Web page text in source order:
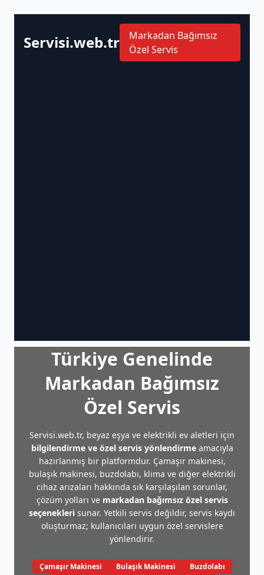
Servisi.web.tr
Markadan Bağımsız
Özel Servis
Türkiye Genelinde
Markadan Bağımsız
Özel Servis
Servisi.web.tr, beyaz eşya ve elektrikli ev aletleri için
bilgilendirme ve özel servis yönlendirmeamacıyla
hazırlanmış bir platformdur. Çamaşır makinesi,
bulaşık makinesi, buzdolabı, klima ve diğer elektrikli
cihaz arızaları hakkında sık karşılaşılan sorunlar,
çözüm yolları ve markadan bağımsız özel servis
seçenekleri sunar. Yetkili servis değildir, servis kaydı
oluşturmaz; kullanıcıları uygun özel servislere
yönlendirir.
Çamaşır Makinesi Bulaşık Makinesi
Buzdolabı